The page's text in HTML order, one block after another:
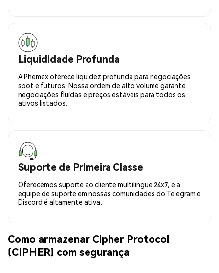
Liquididade Profunda
A Phemex oferece liquidez profunda para negociações
spot e futuros. Nossa ordem de alto volume garante
negociações fluídas e preços estáveis para todos os
ativos listados.
Suporte de Primeira Classe
Oferecemos suporte ao cliente multilingue 24x7, e a
equipe de suporte em nossas comunidades do Telegram e
Discord é altamente ativa.
Como armazenar Cipher Protocol
(CIPHER) com segurança